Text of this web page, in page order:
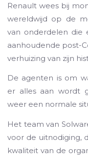
Renault wees bij
wereldwijd op de
van onderdelen die
aanhoudende post-
verhuizing van zijn
De agenten is om
er alles aan wordt
weer een normale
Het team van
voor de uitnodiging,
kwaliteit van de